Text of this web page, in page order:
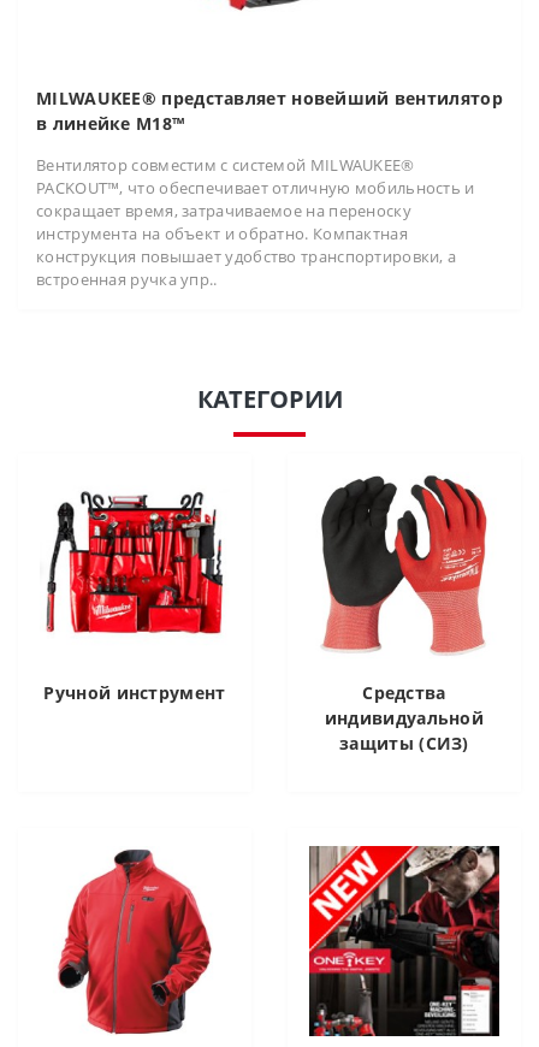
MILWAUKEE® представляет новейший вентилятор
в линейке M18™
Вентилятор совместим с системой MILWAUKEE®
PACKOUT™, что обеспечивает отличную мобильность и
сокращает время, затрачиваемое на переноску
инструмента на объект и обратно. Компактная
конструкция повышает удобство транспортировки, а
встроенная ручка упр..
КАТЕГОРИИ
Ручной инструмент
Средства
индивидуальной
защиты (СИЗ)